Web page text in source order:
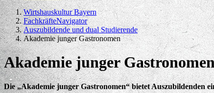
Wirtshauskultur Bayern
FachkräfteNavigator
Auszubildende und dual Studierende
Akademie junger Gastronomen
Akademie junger
Die „Akademie junger Gastronomen“ bietet